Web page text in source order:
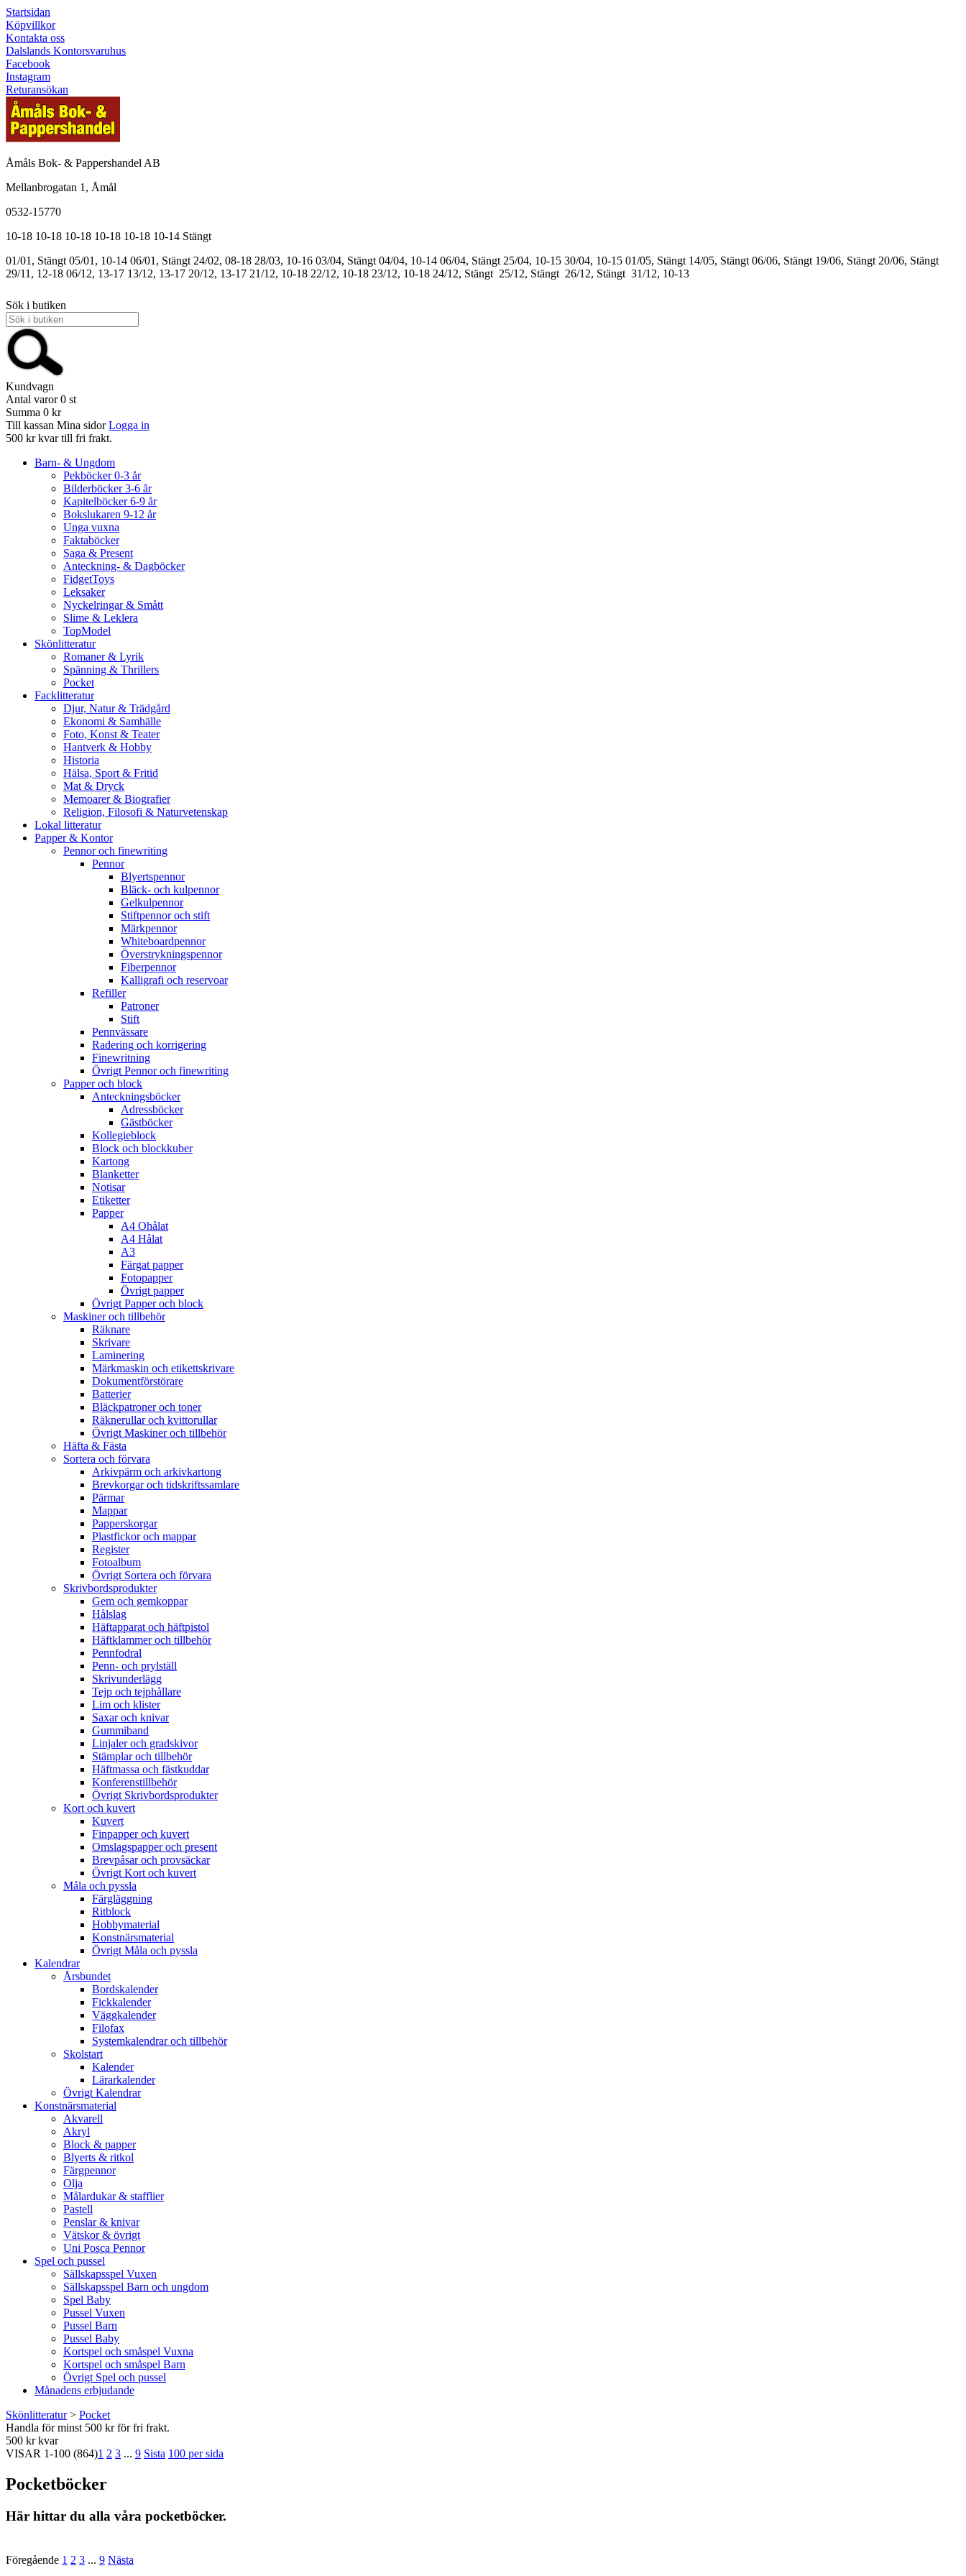
Startsidan
Köpvillkor
Kontakta oss
Dalslands Kontorsvaruhus
Facebook
Instagram
Returansökan
Åmåls Bok- & Pappershandel AB
Mellanbrogatan 1, Åmål
0532-15770
10-18 10-18 10-18 10-18 10-18 10-14 Stängt
01/01, Stängt 05/01, 10-14 06/01, Stängt 24/02, 08-18 28/03, 10-16 03/04, Stängt 04/04, 10-14 06/04, Stängt 25/04, 10-15 30/04, 10-15 01/05, Stängt 14/05, Stängt 06/06, Stängt 19/06, Stängt 20/06, Stängt
29/11, 12-18 06/12, 13-17 13/12, 13-17 20/12, 13-17 21/12, 10-18 22/12, 10-18 23/12, 10-18 24/12, Stängt 25/12, Stängt 26/12, Stängt 31/12, 10-13
Sök i butiken
Kundvagn
Antal varor 0 st
Summa 0 kr
Till kassan Mina sidor Logga in
500 kr kvar till fri frakt.
Barn- & Ungdom
Pekböcker 0-3 år
Bilderböcker 3-6 år
Kapitelböcker 6-9 år
Bokslukaren 9-12 år
Unga vuxna
Faktaböcker
Saga & Present
Anteckning- & Dagböcker
FidgetToys
Leksaker
Nyckelringar & Smått
Slime & Leklera
TopModel
Skönlitteratur
Romaner & Lyrik
Spänning & Thrillers
Pocket
Facklitteratur
Djur, Natur & Trädgård
Ekonomi & Samhälle
Foto, Konst & Teater
Hantverk & Hobby
Historia
Hälsa, Sport & Fritid
Mat & Dryck
Memoarer & Biografier
Religion, Filosofi & Naturvetenskap
Lokal litteratur
Papper & Kontor
Pennor och finewriting
Pennor
Blyertspennor
Bläck- och kulpennor
Gelkulpennor
Stiftpennor och stift
Märkpennor
Whiteboardpennor
Överstrykningspennor
Fiberpennor
Kalligrafi och reservoar
Refiller
Patroner
Stift
Pennvässare
Radering och korrigering
Finewritning
Övrigt Pennor och finewriting
Papper och block
Anteckningsböcker
Adressböcker
Gästböcker
Kollegieblock
Block och blockkuber
Kartong
Blanketter
Notisar
Etiketter
Papper
A4 Ohålat
A4 Hålat
A3
Färgat papper
Fotopapper
Övrigt papper
Övrigt Papper och block
Maskiner och tillbehör
Räknare
Skrivare
Laminering
Märkmaskin och etikettskrivare
Dokumentförstörare
Batterier
Bläckpatroner och toner
Räknerullar och kvittorullar
Övrigt Maskiner och tillbehör
Häfta & Fästa
Sortera och förvara
Arkivpärm och arkivkartong
Brevkorgar och tidskriftssamlare
Pärmar
Mappar
Papperskorgar
Plastfickor och mappar
Register
Fotoalbum
Övrigt Sortera och förvara
Skrivbordsprodukter
Gem och gemkoppar
Hålslag
Häftapparat och häftpistol
Häftklammer och tillbehör
Pennfodral
Penn- och prylställ
Skrivunderlägg
Tejp och tejphållare
Lim och klister
Saxar och knivar
Gummiband
Linjaler och gradskivor
Stämplar och tillbehör
Häftmassa och fästkuddar
Konferenstillbehör
Övrigt Skrivbordsprodukter
Kort och kuvert
Kuvert
Finpapper och kuvert
Omslagspapper och present
Brevpåsar och provsäckar
Övrigt Kort och kuvert
Måla och pyssla
Färgläggning
Ritblock
Hobbymaterial
Konstnärsmaterial
Övrigt Måla och pyssla
Kalendrar
Årsbundet
Bordskalender
Fickkalender
Väggkalender
Filofax
Systemkalendrar och tillbehör
Skolstart
Kalender
Lärarkalender
Övrigt Kalendrar
Konstnärsmaterial
Akvarell
Akryl
Block & papper
Blyerts & ritkol
Färgpennor
Olja
Målardukar & stafflier
Pastell
Penslar & knivar
Vätskor & övrigt
Uni Posca Pennor
Spel och pussel
Sällskapsspel Vuxen
Sällskapsspel Barn och ungdom
Spel Baby
Pussel Vuxen
Pussel Barn
Pussel Baby
Kortspel och småspel Vuxna
Kortspel och småspel Barn
Övrigt Spel och pussel
Månadens erbjudande
Skönlitteratur> Pocket
Handla för minst 500 kr för fri frakt.
500 kr kvar
VISAR 1-100 (864)1 2 3 ... 9 Sista 100 per sida
Pocketböcker
Här hittar du alla våra pocketböcker.
Föregående 1 2 3 ... 9 Nästa